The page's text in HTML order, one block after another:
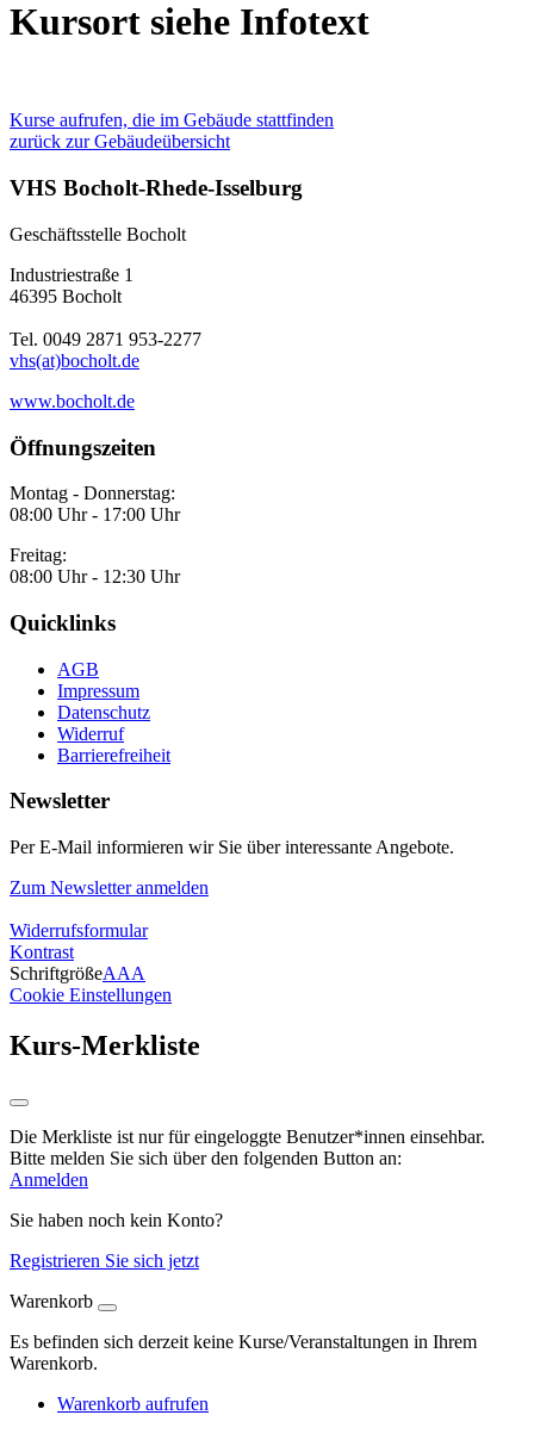
Kursort siehe Infotext
Kurse aufrufen, die im Gebäude stattfinden
zurück zur Gebäudeübersicht
VHS Bocholt-Rhede-Isselburg
Geschäftsstelle Bocholt
Industriestraße 1
46395 Bocholt
Tel. 0049 2871 953-2277
vhs(at)bocholt.de
www.bocholt.de
Öffnungszeiten
Montag - Donnerstag:
08:00 Uhr - 17:00 Uhr
Freitag:
08:00 Uhr - 12:30 Uhr
Quicklinks
AGB
Impressum
Datenschutz
Widerruf
Barrierefreiheit
Newsletter
Per E-Mail informieren wir Sie über interessante Angebote.
Zum Newsletter anmelden
Widerrufsformular
Kontrast
SchriftgrößeAAA
Cookie Einstellungen
Kurs-Merkliste
Die Merkliste ist nur für eingeloggte Benutzer*innen einsehbar.
Bitte melden Sie sich über den folgenden Button an:
Anmelden
Sie haben noch kein Konto?
Registrieren Sie sich jetzt
Warenkorb
Es befinden sich derzeit keine Kurse/Veranstaltungen in Ihrem
Warenkorb.
Warenkorb aufrufen